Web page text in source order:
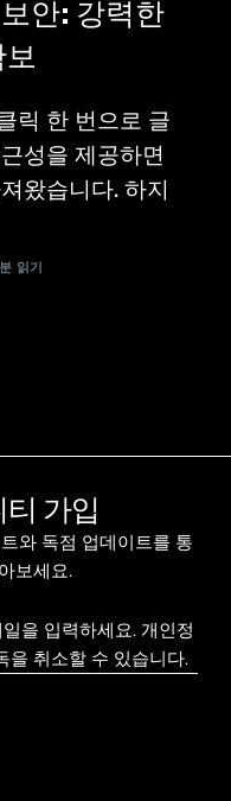
안: 강력한
보
릭 한 번으로 글
성을 제공하면
왔습니다. 하지
읽기
가입
와 독점 업데이트를 통
보세요.
을 입력하세요. 개인정
을 취소할 수 있습니다.